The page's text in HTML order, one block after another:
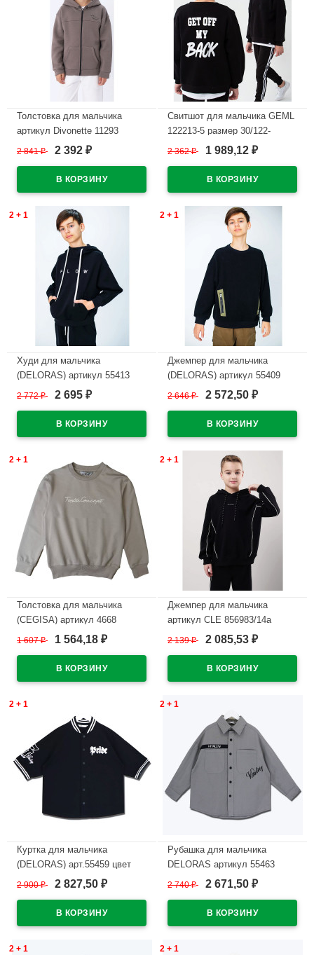
Толстовка для мальчика
артикул Divonette 11293
размер 36/140-42/158 цвет
2 841₽ 2 392 ₽
Свитшот для мальчика GEML
122213-5 размер 30/122-
44/164 цвет черный
2 362₽ 1 989,12 ₽
2 + 1
Худи для мальчика
(DELORAS) артикул 55413
размер 34/134-44/164 цвет
2 772₽ 2 695 ₽
2 + 1
Джемпер для мальчика
(DELORAS) артикул 55409
размер 34/134-44/164 цвет
2 646₽ 2 572,50 ₽
2 + 1
Толстовка для мальчика
(CEGISA) артикул 4668
размерный ряд 36/140-40/152
1 607₽ 1 564,18 ₽
2 + 1
Джемпер для мальчика
артикул CLE 856983/14а
размер 32/128-42/158 цвет
2 139₽ 2 085,53 ₽
2 + 1
Куртка для мальчика
(DELORAS) арт.55459 цвет
2 900₽ 2 827,50 ₽
2 + 1
Рубашка для мальчика
DELORAS артикул 55463
размер 34/134-44/164 цвет
2 740₽ 2 671,50 ₽
2 + 1 2 + 1